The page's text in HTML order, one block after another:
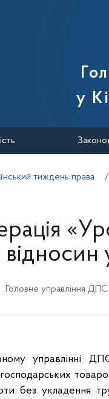
у
тиждень права
відносин
Головне управління ДПС
управлінні
без укладення